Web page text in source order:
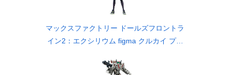
マックスファクトリー ドールズフロントラ
イン2：エクシリウム figma クルカイ プラ
スケール 専用台座付属 全高約156mm